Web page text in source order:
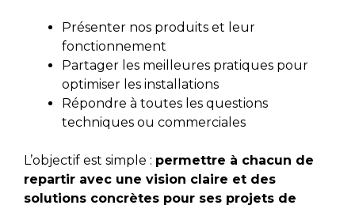
Présenter nos produits et leur
fonctionnement
Partager les meilleures pratiques pour
optimiser les installations
Répondre à toutes les questions
techniques ou commerciales
L’objectif est simple : permettre à chacun de
repartir avec une vision claire et des
solutions concrètes pour ses projets de